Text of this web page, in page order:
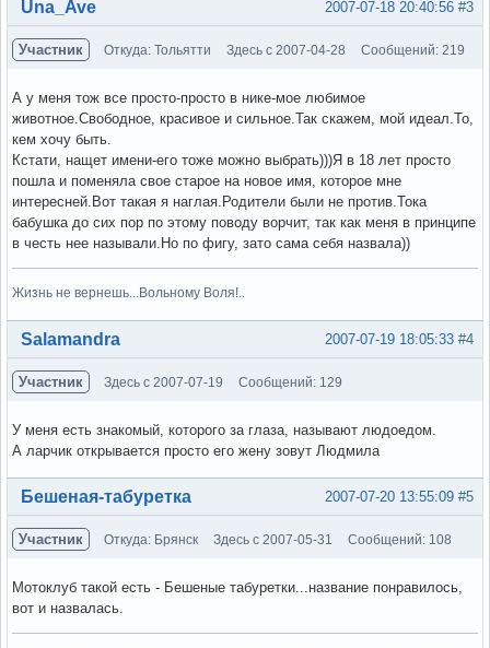
Вне форума #3
2007-07-18 20:40:56
Una_Ave
Участник Откуда: Тольятти Здесь с 2007-04-28 Сообщений: 219
А у меня тож все просто-просто в нике-мое любимое
животное.Свободное, красивое и сильное.Так скажем, мой идеал.То,
кем хочу быть.
Кстати, нащет имени-его тоже можно выбрать)))Я в 18 лет просто
пошла и поменяла свое старое на новое имя, которое мне
интересней.Вот такая я наглая.Родители были не против.Тока
бабушка до сих пор по этому поводу ворчит, так как меня в принципе
в честь нее называли.Но по фигу, зато сама себя назвала))
Жизнь не вернешь...Вольному Воля!..
Вне форума #4
2007-07-19 18:05:33
Salamandra
Участник Здесь с 2007-07-19 Сообщений: 129
У меня есть знакомый, которого за глаза, называют людоедом.
А ларчик открывается просто его жену зовут Людмила
Вне форума #5
2007-07-20 13:55:09
Бешеная-табуретка
Участник Откуда: Брянск Здесь с 2007-05-31 Сообщений: 108
Мотоклуб такой есть - Бешеные табуретки...название понравилось,
вот и назвалась.